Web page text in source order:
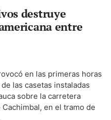
destruye
entre
en las primeras horas
las casetas instaladas
sobre la carretera
en el tramo de